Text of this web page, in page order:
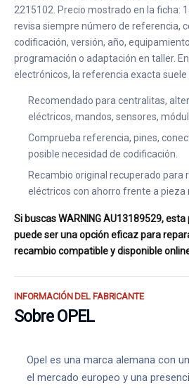
2215102. Precio mostrado en la ficha:
revisa siempre número de referencia,
codificación, versión, año,
programación o adaptación en taller.
electrónicos, la referencia exacta
Recomendado para centralitas,
eléctricos, mandos, sensores,
Comprueba referencia, pines,
posible necesidad de codificación.
Recambio original recuperado para
eléctricos con ahorro frente a pieza
Si buscas WARNING AU13189529,
puede ser una opción eficaz para
recambio compatible y disponible
INFORMACIÓN DEL FABRICANTE
Sobre OPEL
Opel es una marca alemana con
el mercado europeo y una